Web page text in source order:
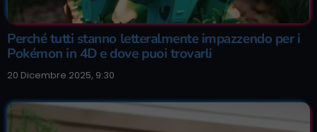
Perché tutti stanno letteralmente impazzendo per i
Pokémon in 4D e dove puoi trovarli
20 Dicembre 2025, 9:30